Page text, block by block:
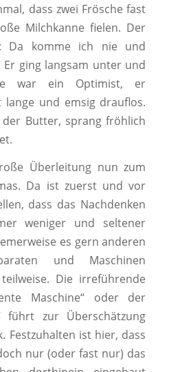
dass zwei Frösche fast
Milchkanne fielen. Der
Da komme ich nie und
ging langsam unter und
war ein Optimist, er
und emsig drauflos.
Butter, sprang fröhlich
Überleitung nun zum
Da ist zuerst und vor
dass das Nachdenken
weniger und seltener
es gern anderen
und Maschinen
Die irreführende
Maschine“ oder der
führt zur Überschätzung
Festzuhalten ist hier, dass
nur (oder fast nur) das